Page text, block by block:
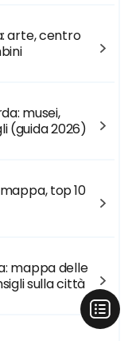
arte, centro
musei,
(guida 2026)
top 10
mappa delle
sulla città